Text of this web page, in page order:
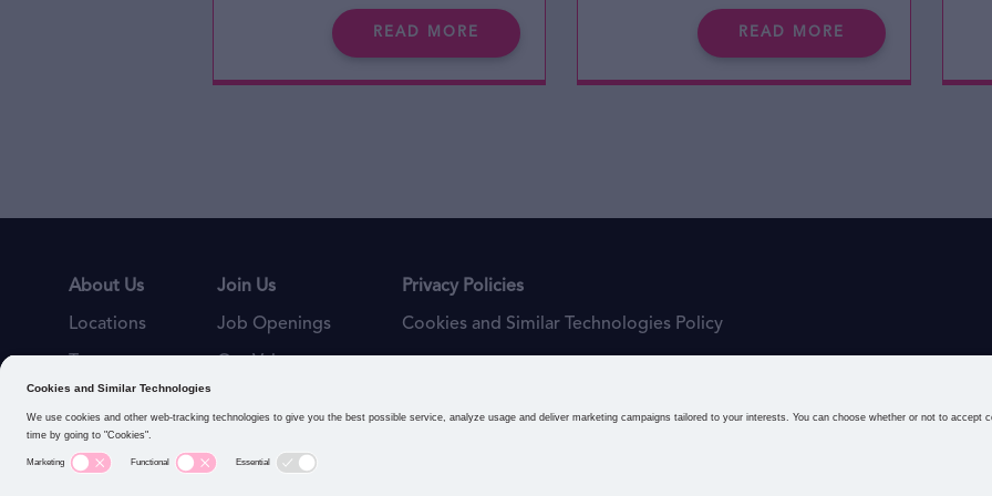
READ MORE READ MORE
About Us
Locations
Join Us
Job Openings
Privacy Policies
Cookies and Similar Technologies Policy